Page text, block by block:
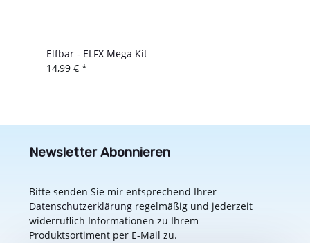
Elfbar - ELFX Mega Kit
14,99 €*
Newsletter Abonnieren
Bitte senden Sie mir entsprechend Ihrer
Datenschutzerklärung regelmäßig und jederzeit
widerruflich Informationen zu Ihrem
Produktsortiment per E-Mail zu.